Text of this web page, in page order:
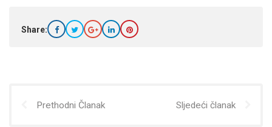
Share:
Prethodni Članak Sljedeći članak